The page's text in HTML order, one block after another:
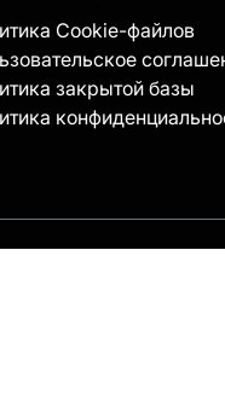
Cookie-файлов
закрытой базы